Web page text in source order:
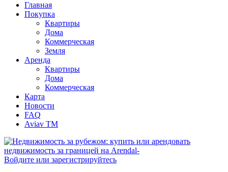
Главная
Покупка
Квартиры
Дома
Коммерческая
Земля
Аренда
Квартиры
Дома
Коммерческая
Карта
Новости
FAQ
Aviav TM
Войдите или зарегистрируйтесь